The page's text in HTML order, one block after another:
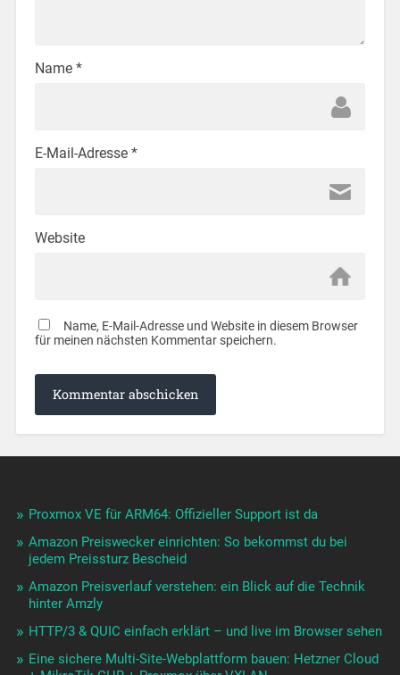
Name *
E-Mail-Adresse *
Website
Name, E-Mail-Adresse und Website in diesem Browser
für meinen nächsten Kommentar speichern.
Proxmox VE für ARM64: Offizieller Support ist da
Amazon Preiswecker einrichten: So bekommst du bei
jedem Preissturz Bescheid
Amazon Preisverlauf verstehen: ein Blick auf die Technik
hinter Amzly
HTTP/3 & QUIC einfach erklärt – und live im Browser sehen
Eine sichere Multi-Site-Webplattform bauen: Hetzner Cloud